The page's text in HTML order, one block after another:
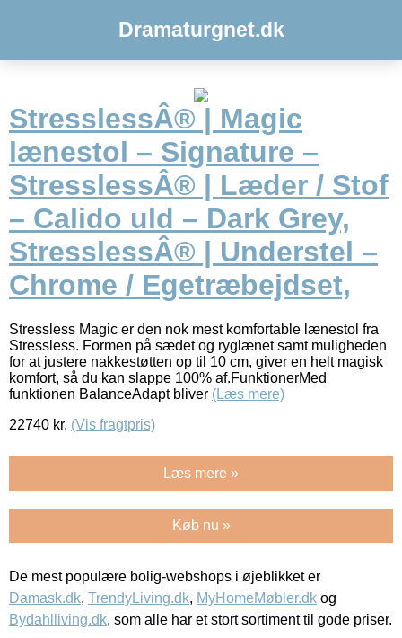
Dramaturgnet.dk
StresslessÂ® | Magic
lænestol – Signature –
StresslessÂ® | Læder / Stof
– Calido uld – Dark Grey,
StresslessÂ® | Understel –
Chrome / Egetræbejdset,
Stressless Magic er den nok mest komfortable lænestol fra
Stressless. Formen på sædet og ryglænet samt muligheden
for at justere nakkestøtten op til 10 cm, giver en helt magisk
komfort, så du kan slappe 100% af.FunktionerMed
funktionen BalanceAdapt bliver (Læs mere)
22740 kr. (Vis fragtpris)
Læs mere »
Køb nu »
De mest populære bolig-webshops i øjeblikket er
Damask.dk, TrendyLiving.dk, MyHomeMøbler.dk og
Bydahlliving.dk, som alle har et stort sortiment til gode priser.